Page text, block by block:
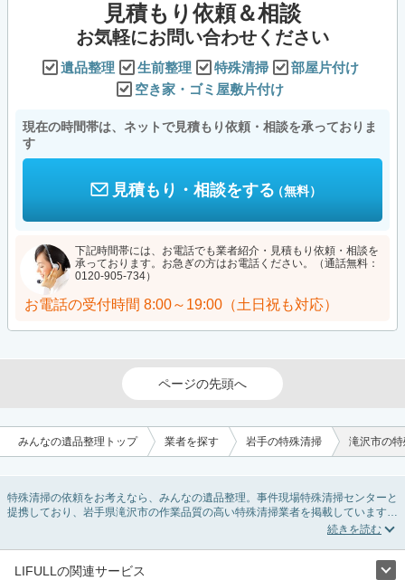
見積もり依頼＆相談
お気軽にお問い合わせください
遺品整理 生前整理 特殊清掃
部屋片付け
空き家・ゴミ屋敷片付け
現在の時間帯は、ネットで見積もり依頼・相談を承っておりま
す
見積もり・相談をする（無料）
下記時間帯には、お電話でも業者紹介・見積もり依頼・相談を
承っております。お急ぎの方はお電話ください。（通話無料：
0120-905-734）
お電話の受付時間 8:00～19:00（土日祝も対応）
ページの先頭へ
みんなの遺品整理トップ 業者を探す 岩手の特殊清掃 滝沢市の
特殊清掃の依頼をお考えなら、みんなの遺品整理。事件現場特殊清掃センターと
提携しており、岩手県滝沢市の作業品質の高い特殊清掃業者を掲載しています。
孤独死・孤立死に伴う不用品の処分・回収・引き取りから、事件・事故・自殺現
ムによる原状回復・オゾン脱臭機による腐敗臭などの臭いの脱臭・消臭サービス
LIFULLの関連サービス